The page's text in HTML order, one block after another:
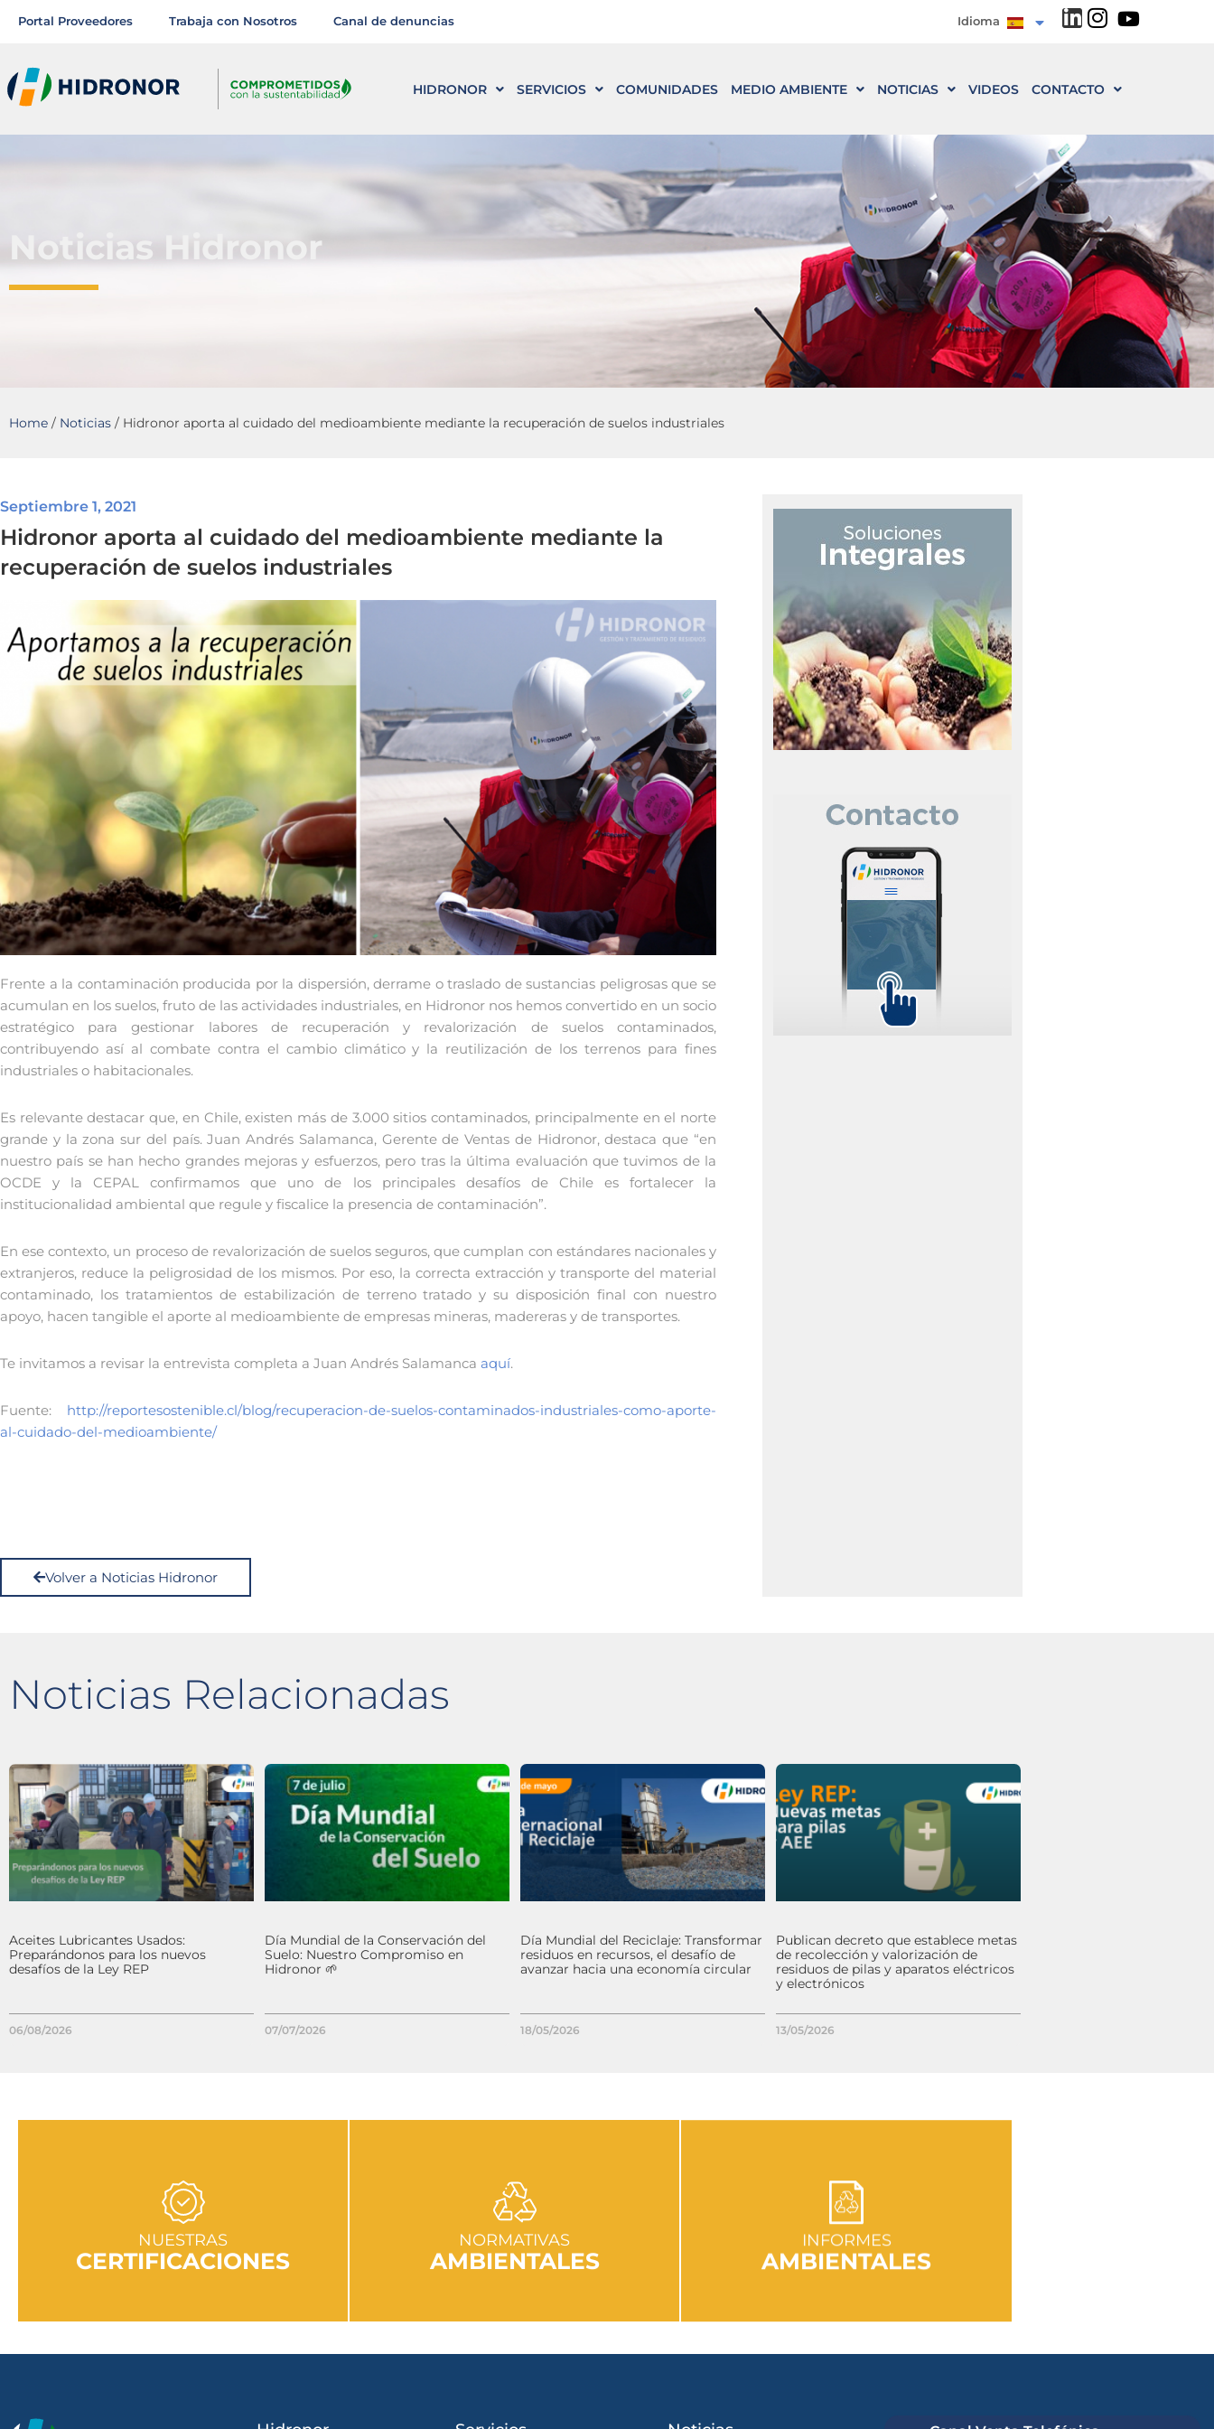
Portal Proveedores Trabaja con Nosotros Canal de denuncias Idioma
HIDRONOR SERVICIOS COMUNIDADES MEDIO AMBIENTE NOTICIAS VIDEOS CONTACTO
Noticias Hidronor
Home / Noticias / Hidronor aporta al cuidado del medioambiente mediante la recuperación de suelos industriales
Septiembre 1, 2021
Hidronor aporta al cuidado del medioambiente mediante la
recuperación de suelos industriales
Frente a la contaminación producida por la dispersión, derrame o traslado de sustancias peligrosas que se
acumulan en los suelos, fruto de las actividades industriales, en Hidronor nos hemos convertido en un socio
estratégico para gestionar labores de recuperación y revalorización de suelos contaminados,
contribuyendo así al combate contra el cambio climático y la reutilización de los terrenos para fines
industriales o habitacionales.
Es relevante destacar que, en Chile, existen más de 3.000 sitios contaminados, principalmente en el norte
grande y la zona sur del país. Juan Andrés Salamanca, Gerente de Ventas de Hidronor, destaca que “en
nuestro país se han hecho grandes mejoras y esfuerzos, pero tras la última evaluación que tuvimos de la
OCDE y la CEPAL confirmamos que uno de los principales desafíos de Chile es fortalecer la
institucionalidad ambiental que regule y fiscalice la presencia de contaminación”.
En ese contexto, un proceso de revalorización de suelos seguros, que cumplan con estándares nacionales y
extranjeros, reduce la peligrosidad de los mismos. Por eso, la correcta extracción y transporte del material
contaminado, los tratamientos de estabilización de terreno tratado y su disposición final con nuestro
apoyo, hacen tangible el aporte al medioambiente de empresas mineras, madereras y de transportes.
Te invitamos a revisar la entrevista completa a Juan Andrés Salamanca aquí.
Fuente: http://reportesostenible.cl/blog/recuperacion-de-suelos-contaminados-industriales-como-aporte-
al-cuidado-del-medioambiente/
Volver a Noticias Hidronor
Noticias Relacionadas
Aceites Lubricantes Usados:
Preparándonos para los nuevos
desafíos de la Ley REP
06/08/2026
Día Mundial de la Conservación del
Suelo: Nuestro Compromiso en
Hidronor 🌱
07/07/2026
Día Mundial del Reciclaje: Transformar
residuos en recursos, el desafío de
avanzar hacia una economía circular
18/05/2026
Publican decreto que establece metas
de recolección y valorización de
residuos de pilas y aparatos eléctricos
y electrónicos
13/05/2026
NUESTRAS
CERTIFICACIONES
IR A SECCIÓN
NORMATIVAS
AMBIENTALES
IR A SECCIÓN
INFORMES
AMBIENTALES
IR A SECCIÓN